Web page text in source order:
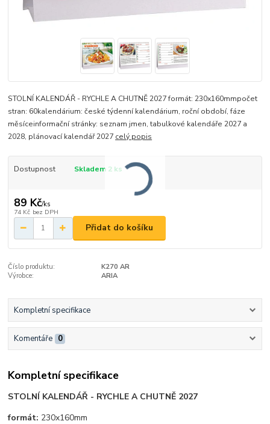
STOLNÍ KALENDÁŘ - RYCHLE A CHUTNĚ 2027 formát: 230x160mmpočet
stran: 60kalendárium: české týdenní kalendárium, roční období, fáze
měsíceinformační stránky: seznam jmen, tabulkové kalendáře 2027 a
2028, plánovací kalendář 2027 celý popis
Dostupnost Skladem 2 ks
89 Kč/ks
74 Kč bez DPH
Přidat do košíku
Číslo produktu:
K270 AR
Výrobce:
ARIA
Kompletní specifikace
Komentáře 0
Kompletní specifikace
STOLNÍ KALENDÁŘ - RYCHLE A CHUTNĚ 2027
formát: 230x160mm